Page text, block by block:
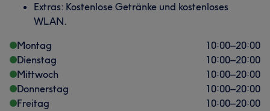
Extras: Kostenlose Getränke und kostenloses
WLAN.
Montag
10:00–20:00
Dienstag
10:00–20:00
Mittwoch
10:00–20:00
Donnerstag
10:00–20:00
Freitag
10:00–20:00